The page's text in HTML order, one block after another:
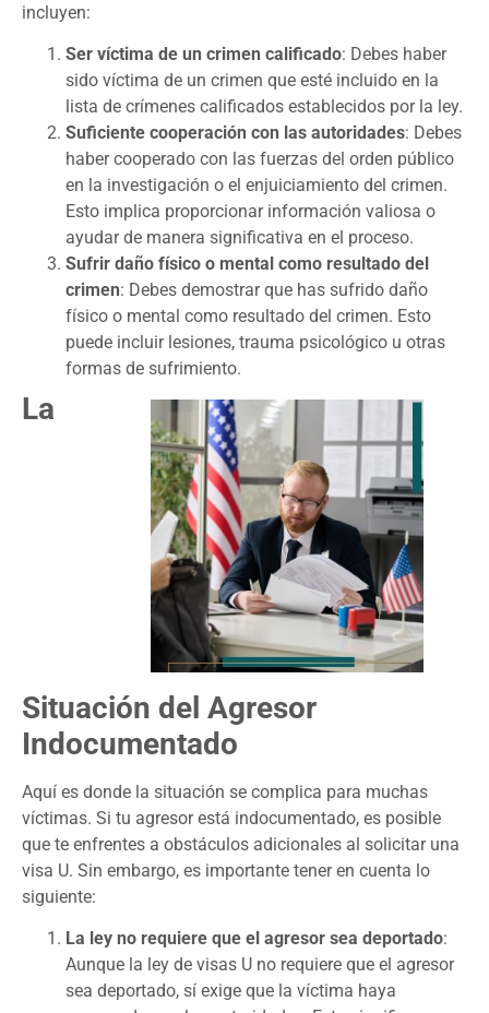
incluyen:
Ser víctima de un crimen calificado: Debes haber
sido víctima de un crimen que esté incluido en la
lista de crímenes calificados establecidos por la ley.
Suficiente cooperación con las autoridades: Debes
haber cooperado con las fuerzas del orden público
en la investigación o el enjuiciamiento del crimen.
Esto implica proporcionar información valiosa o
ayudar de manera significativa en el proceso.
Sufrir daño físico o mental como resultado del
crimen: Debes demostrar que has sufrido daño
físico o mental como resultado del crimen. Esto
puede incluir lesiones, trauma psicológico u otras
formas de sufrimiento.
La
Situación del Agresor
Indocumentado
Aquí es donde la situación se complica para muchas
víctimas. Si tu agresor está indocumentado, es posible
que te enfrentes a obstáculos adicionales al solicitar una
visa U. Sin embargo, es importante tener en cuenta lo
siguiente:
La ley no requiere que el agresor sea deportado:
Aunque la ley de visas U no requiere que el agresor
sea deportado, sí exige que la víctima haya